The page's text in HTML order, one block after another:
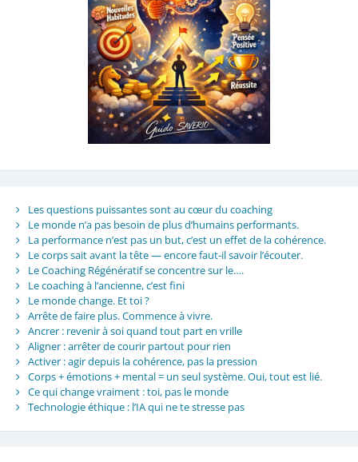
Les questions puissantes sont au cœur du coaching
Le monde n’a pas besoin de plus d’humains performants.
La performance n’est pas un but, c’est un effet de la cohérence.
Le corps sait avant la tête — encore faut-il savoir l’écouter.
Le Coaching Régénératif se concentre sur le….
Le coaching à l’ancienne, c’est fini
Le monde change. Et toi ?
Arrête de faire plus. Commence à vivre.
Ancrer : revenir à soi quand tout part en vrille
Aligner : arrêter de courir partout pour rien
Activer : agir depuis la cohérence, pas la pression
Corps + émotions + mental = un seul système. Oui, tout est lié.
Ce qui change vraiment : toi, pas le monde
Technologie éthique : l’IA qui ne te stresse pas